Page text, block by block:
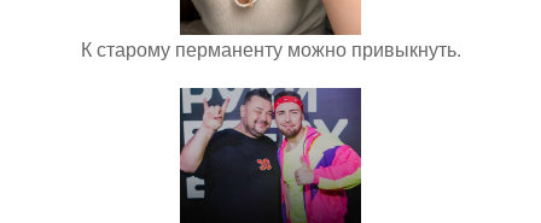
К старому перманенту можно привыкнуть.